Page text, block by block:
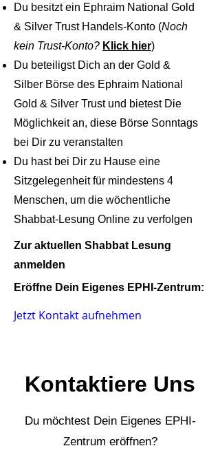
Du besitzt ein Ephraim National Gold
& Silver Trust Handels-Konto (Noch
kein Trust-Konto? Klick hier)
Du beteiligst Dich an der Gold &
Silber Börse des Ephraim National
Gold & Silver Trust und bietest Die
Möglichkeit an, diese Börse Sonntags
bei Dir zu veranstalten
Du hast bei Dir zu Hause eine
Sitzgelegenheit für mindestens 4
Menschen, um die wöchentliche
Shabbat-Lesung Online zu verfolgen
Zur aktuellen Shabbat Lesung
anmelden
Eröffne Dein Eigenes EPHI-Zentrum:
Jetzt Kontakt aufnehmen
Kontaktiere Uns
Du möchtest Dein Eigenes EPHI-
Zentrum eröffnen?